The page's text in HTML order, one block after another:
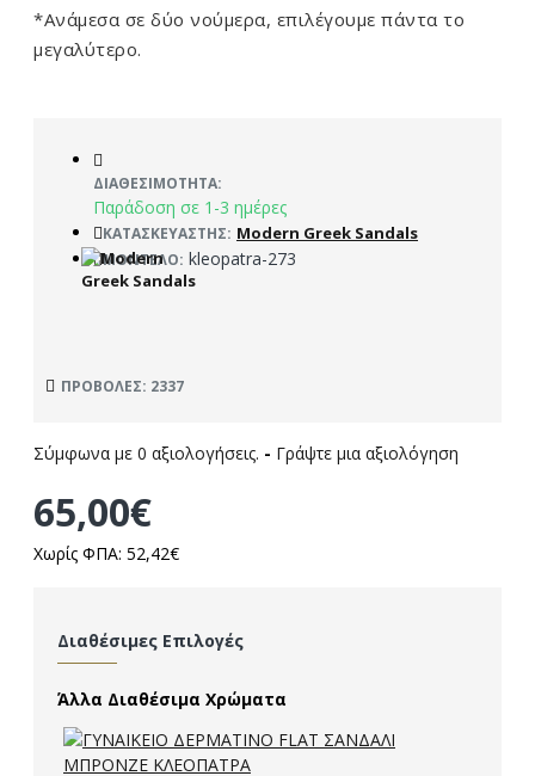
*Ανάμεσα σε δύο νούμερα, επιλέγουμε πάντα το
μεγαλύτερο.
ΔΙΑΘΕΣΙΜΌΤΗΤΑ:
Παράδοση σε 1-3 ημέρες
ΚΑΤΑΣΚΕΥΑΣΤΉΣ: Modern Greek Sandals
ΜΟΝΤΈΛΟ: kleopatra-273
ΠΡΟΒΟΛΈΣ: 2337
Σύμφωνα με 0 αξιολογήσεις. - Γράψτε μια αξιολόγηση
65,00€
Χωρίς ΦΠΑ: 52,42€
Διαθέσιμες Επιλογές
Άλλα Διαθέσιμα Χρώματα